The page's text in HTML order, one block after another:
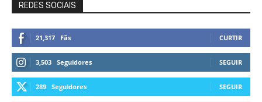
REDES SOCIAIS
21,317 Fãs CURTIR
3,503 Seguidores SEGUIR
289 Seguidores SEGUIR